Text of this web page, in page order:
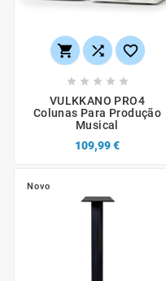
  
    
VULKKANO PRO4
Colunas Para Produção
Musical
109,99 €
Novo